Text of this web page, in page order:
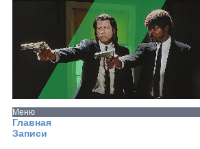
Меню
Главная
Записи